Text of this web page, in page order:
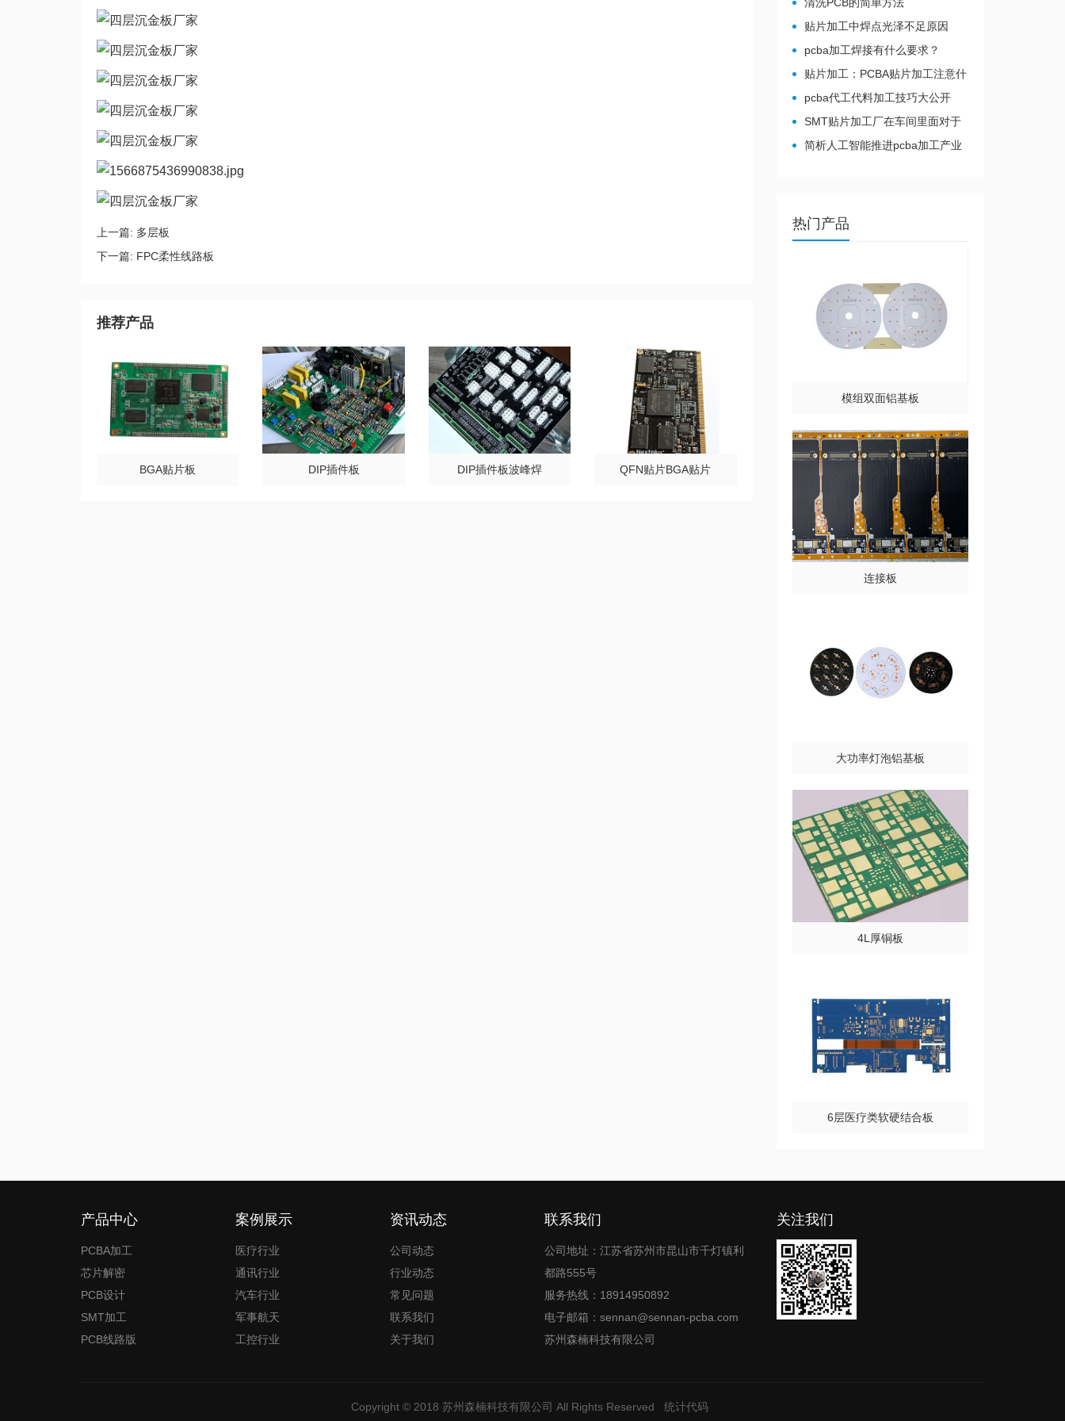
上一篇: 多层板
下一篇: FPC柔性线路板
推荐产品
BGA贴片板 DIP插件板 DIP插件板波峰焊 QFN贴片BGA贴片
贴片加工中焊点光泽不足原因
pcba加工焊接有什么要求？
贴片加工：PCBA贴片加工注意什
pcba代工代料加工技巧大公开
SMT贴片加工厂在车间里面对于
温湿度有哪些要求？
简析人工智能推进pcba加工产业
热门产品
模组双面铝基板
连接板
大功率灯泡铝基板
4L厚铜板
6层医疗类软硬结合板
产品中心
PCBA加工
芯片解密
PCB设计
SMT加工
PCB线路版
案例展示
医疗行业
通讯行业
汽车行业
军事航天
工控行业
资讯动态
公司动态
行业动态
常见问题
联系我们
关于我们
联系我们
公司地址：江苏省苏州市昆山市千灯镇利
都路555号
服务热线：18914950892
电子邮箱：sennan@sennan-pcba.com
苏州森楠科技有限公司
关注我们
Copyright © 2018 苏州森楠科技有限公司 All Rights Reserved 统计代码